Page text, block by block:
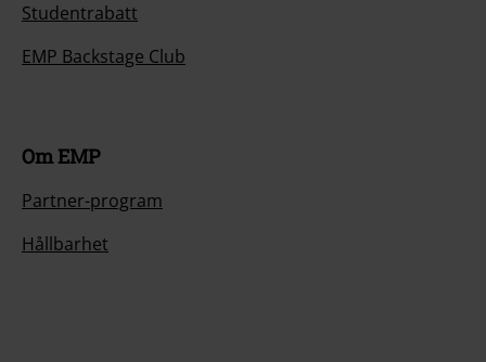
Studentrabatt
EMP Backstage Club
Om EMP
Partner-program
Hållbarhet